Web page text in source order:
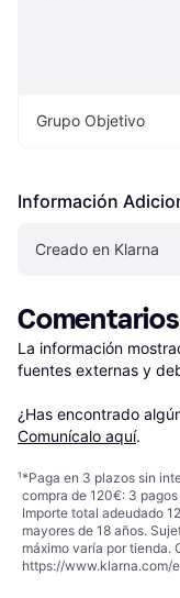
Grupo Objetivo
Información
Creado en Klarna
Comentarios
La información
fuentes externas y
¿Has encontrado
Comunícalo aquí.
¹*Paga en 3 plazos sin
compra de 120€: 3
Importe total adeudado
mayores de 18 años.
máximo varía por tienda.
https://www.klarna.com/